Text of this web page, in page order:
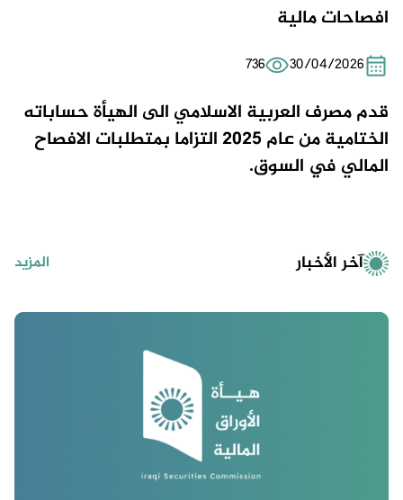
افصاحات مالية
30/04/2026
736
قدم مصرف العربية الاسلامي الى الهيأة حساباته
الختامية من عام 2025 التزاما بمتطلبات الافصاح
المالي في السوق.
آخر الأخبار المزيد